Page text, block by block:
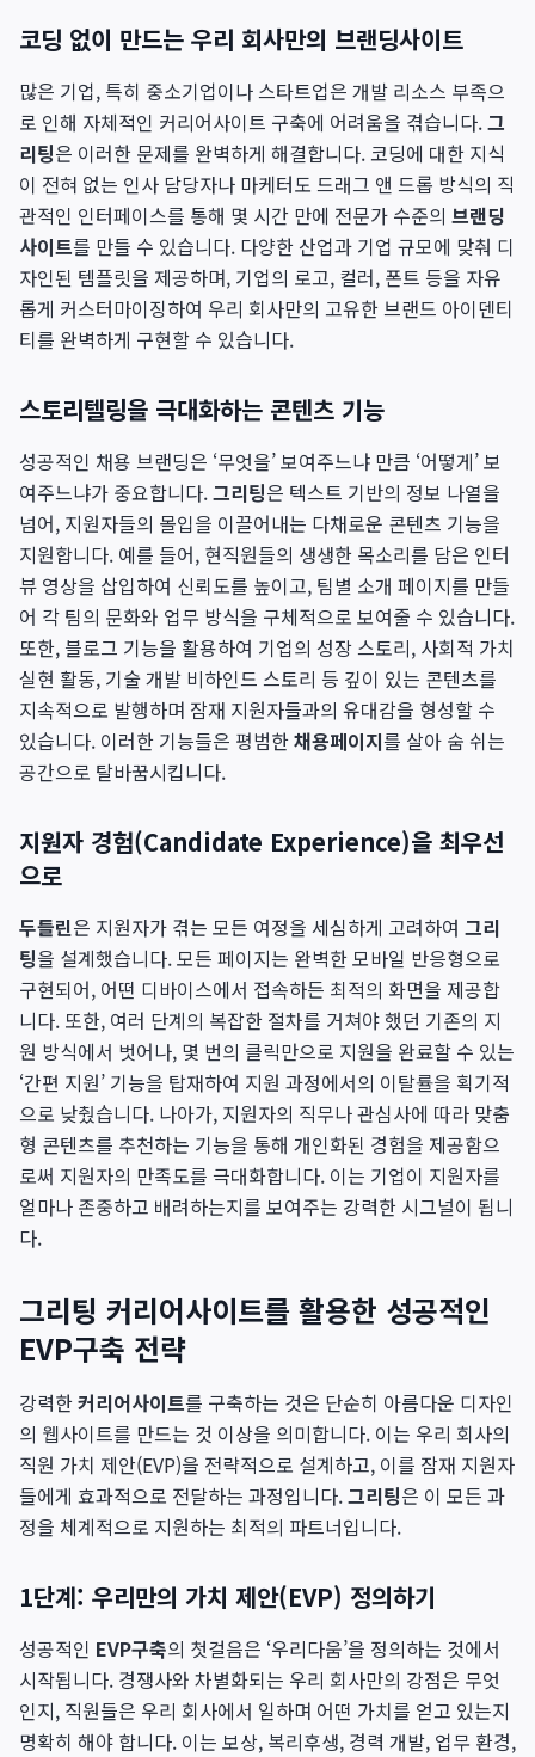
코딩 없이 만드는 우리 회사만의 브랜딩사이트
많은 기업, 특히 중소기업이나 스타트업은 개발 리소스 부족으
로 인해 자체적인 커리어사이트 구축에 어려움을 겪습니다.그
리팅은 이러한 문제를 완벽하게 해결합니다. 코딩에 대한 지식
이 전혀 없는 인사 담당자나 마케터도 드래그 앤 드롭 방식의 직
관적인 인터페이스를 통해 몇 시간 만에 전문가 수준의 브랜딩
사이트를 만들 수 있습니다. 다양한 산업과 기업 규모에 맞춰 디
자인된 템플릿을 제공하며, 기업의 로고, 컬러, 폰트 등을 자유
롭게 커스터마이징하여 우리 회사만의 고유한 브랜드 아이덴티
티를 완벽하게 구현할 수 있습니다.
스토리텔링을 극대화하는 콘텐츠 기능
성공적인 채용 브랜딩은 ‘무엇을’ 보여주느냐 만큼 ‘어떻게’ 보
여주느냐가 중요합니다.그리팅은 텍스트 기반의 정보 나열을
넘어, 지원자들의 몰입을 이끌어내는 다채로운 콘텐츠 기능을
지원합니다. 예를 들어, 현직원들의 생생한 목소리를 담은 인터
뷰 영상을 삽입하여 신뢰도를 높이고, 팀별 소개 페이지를 만들
어 각 팀의 문화와 업무 방식을 구체적으로 보여줄 수 있습니다.
또한, 블로그 기능을 활용하여 기업의 성장 스토리, 사회적 가치
실현 활동, 기술 개발 비하인드 스토리 등 깊이 있는 콘텐츠를
지속적으로 발행하며 잠재 지원자들과의 유대감을 형성할 수
있습니다. 이러한 기능들은 평범한채용페이지를 살아 숨 쉬는
공간으로 탈바꿈시킵니다.
지원자 경험(Candidate Experience)을 최우선
으로
두들린은 지원자가 겪는 모든 여정을 세심하게 고려하여 그리
팅을 설계했습니다. 모든 페이지는 완벽한 모바일 반응형으로
구현되어, 어떤 디바이스에서 접속하든 최적의 화면을 제공합
니다. 또한, 여러 단계의 복잡한 절차를 거쳐야 했던 기존의 지
원 방식에서 벗어나, 몇 번의 클릭만으로 지원을 완료할 수 있는
‘간편 지원’ 기능을 탑재하여 지원 과정에서의 이탈률을 획기적
으로 낮췄습니다. 나아가, 지원자의 직무나 관심사에 따라 맞춤
형 콘텐츠를 추천하는 기능을 통해 개인화된 경험을 제공함으
로써 지원자의 만족도를 극대화합니다. 이는 기업이 지원자를
얼마나 존중하고 배려하는지를 보여주는 강력한 시그널이 됩니
다.
그리팅 커리어사이트를 활용한 성공적인
EVP구축 전략
강력한커리어사이트를 구축하는 것은 단순히 아름다운 디자인
의 웹사이트를 만드는 것 이상을 의미합니다. 이는 우리 회사의
직원 가치 제안(EVP)을 전략적으로 설계하고, 이를 잠재 지원자
들에게 효과적으로 전달하는 과정입니다.그리팅은 이 모든 과
정을 체계적으로 지원하는 최적의 파트너입니다.
1단계: 우리만의 가치 제안(EVP) 정의하기
성공적인 EVP구축의 첫걸음은 ‘우리다움’을 정의하는 것에서
시작됩니다. 경쟁사와 차별화되는 우리 회사만의 강점은 무엇
인지, 직원들은 우리 회사에서 일하며 어떤 가치를 얻고 있는지
명확히 해야 합니다. 이는 보상, 복리후생, 경력 개발, 업무 환경,